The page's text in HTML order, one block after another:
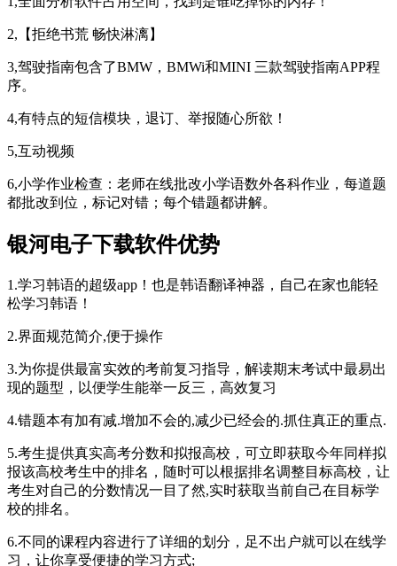
2,【拒绝书荒 畅快淋漓】
3,驾驶指南包含了BMW，BMWi和MINI 三款驾驶指南APP程
序。
4,有特点的短信模块，退订、举报随心所欲！
5,互动视频
6,小学作业检查：老师在线批改小学语数外各科作业，每道题
都批改到位，标记对错；每个错题都讲解。
银河电子下载软件优势
1.学习韩语的超级app！也是韩语翻译神器，自己在家也能轻
松学习韩语！
2.界面规范简介,便于操作
3.为你提供最富实效的考前复习指导，解读期末考试中最易出
现的题型，以便学生能举一反三，高效复习
4.错题本有加有减.增加不会的,减少已经会的.抓住真正的重点.
5.考生提供真实高考分数和拟报高校，可立即获取今年同样拟
报该高校考生中的排名，随时可以根据排名调整目标高校，让
考生对自己的分数情况一目了然,实时获取当前自己在目标学
校的排名。
6.不同的课程内容进行了详细的划分，足不出户就可以在线学
习，让你享受便捷的学习方式;